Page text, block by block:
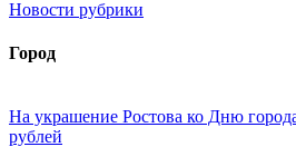
Новости рубрики
Город
На украшение Ростова ко Дню
рублей